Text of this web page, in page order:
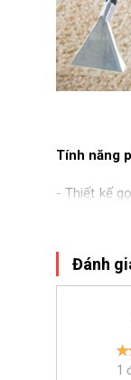
Tính năng
- Thiết kế
tới mọi
- Chiếc
chắn, di
đẩy, bê đỡ
sạch thảm
Đánh
1